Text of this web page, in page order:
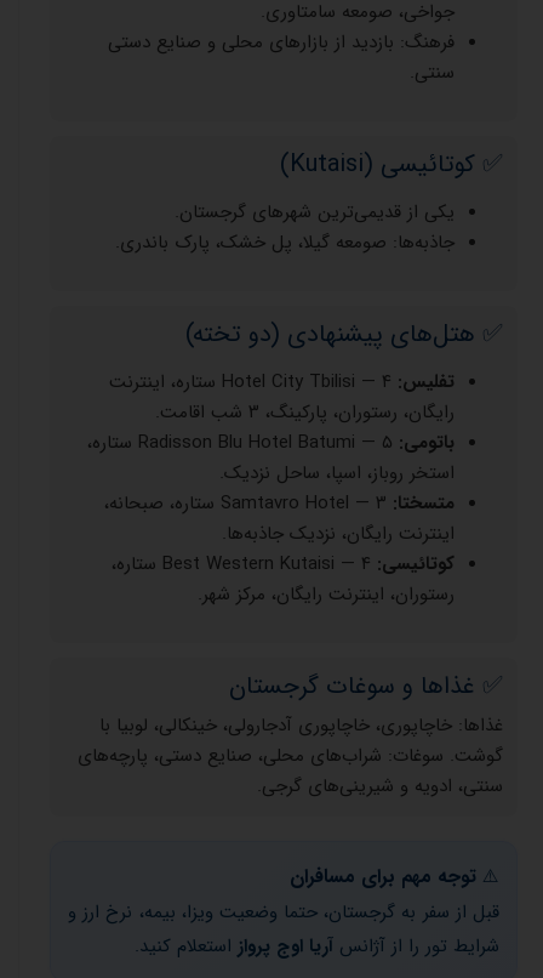
جواخی، صومعه سامتاوری.
فرهنگ: بازدید از بازارهای محلی و صنایع دستی
سنتی.
✅ کوتائیسی (Kutaisi)
یکی از قدیمی‌ترین شهرهای گرجستان.
جاذبه‌ها: صومعه گیلا، پل خشک، پارک باندری.
✅ هتل‌های پیشنهادی (دو تخته)
تفلیس:
Hotel City Tbilisi — ۴ ستاره، اینترنت
رایگان، رستوران، پارکینگ، ۳ شب اقامت.
باتومی:
Radisson Blu Hotel Batumi — ۵ ستاره،
استخر روباز، اسپا، ساحل نزدیک.
متسختا:
Samtavro Hotel — ۳ ستاره، صبحانه،
اینترنت رایگان، نزدیک جاذبه‌ها.
کوتائیسی:
Best Western Kutaisi — ۴ ستاره،
رستوران، اینترنت رایگان، مرکز شهر.
✅ غذاها و سوغات گرجستان
غذاها: خاچاپوری، خاچاپوری آدجارولی، خینکالی، لوبیا با
گوشت. سوغات: شراب‌های محلی، صنایع دستی، پارچه‌های
سنتی، ادویه و شیرینی‌های گرجی.
⚠️ توجه مهم برای مسافران
قبل از سفر به گرجستان، حتما وضعیت ویزا، بیمه، نرخ ارز و
شرایط تور را از آژانس آریا اوج پرواز استعلام کنید.